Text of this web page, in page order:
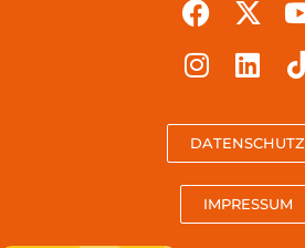
DATENSCHUTZ
IMPRESSUM